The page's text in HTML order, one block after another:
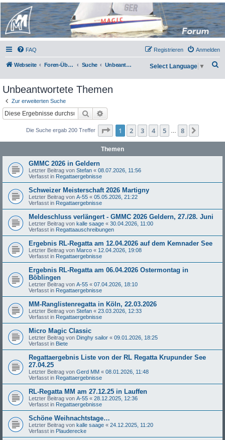
Micro Magic Forum
Deutschland
FAQ Anmelden
Registrieren
Webseite Foren-Übersicht Suche Unbeantwortete Themen Select Language ▼
Unbeantwortete Themen
Zur erweiterten Suche
Suche
Die Suche ergab 200 Treffer Seite 1von
1 2 3 4 5 8
Themen
GMMC 2026 in Geldern
Letzter Beitrag von Stefan « 08.07.2026, 11:56
Verfasst in Regattaergebnisse
Schweizer Meisterschaft 2026 Martigny
Letzter Beitrag von A-55 « 05.05.2026, 21:22
Verfasst in Regattaergebnisse
Meldeschluss verlängert - GMMC 2026 Geldern, 27./28. Juni
Letzter Beitrag von kalle saage « 30.04.2026, 11:00
Verfasst in Regattaauschreibungen
Ergebnis RL-Regatta am 12.04.2026 auf dem Kemnader See
Letzter Beitrag von Marco « 12.04.2026, 19:08
Verfasst in Regattaergebnisse
Ergebnis RL-Regatta am 06.04.2026 Ostermontag in
Böblingen
Letzter Beitrag von A-55 « 07.04.2026, 18:10
Verfasst in Regattaergebnisse
MM-Ranglistenregatta in Köln, 22.03.2026
Letzter Beitrag von Stefan « 23.03.2026, 12:33
Verfasst in Regattaergebnisse
Micro Magic Classic
Letzter Beitrag von Dinghy sailor « 09.01.2026, 18:25
Verfasst in Biete
Regattaergebnis Liste von der RL Regatta Krupunder See
27.04.25
Letzter Beitrag von Gerd MM « 08.01.2026, 11:48
Verfasst in Regattaergebnisse
RL-Regatta MM am 27.12.25 in Lauffen
Letzter Beitrag von A-55 « 28.12.2025, 12:36
Verfasst in Regattaergebnisse
Schöne Weihnachtstage…
Letzter Beitrag von kalle saage « 24.12.2025, 11:20
Verfasst in Plauderecke